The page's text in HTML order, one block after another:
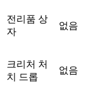
전리품 상
자
없음
크리처 처
치 드롭
없음